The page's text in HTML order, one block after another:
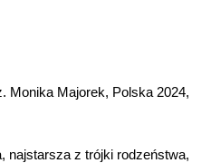
Monika Majorek, Polska 2024,
najstarsza z trójki rodzeństwa,